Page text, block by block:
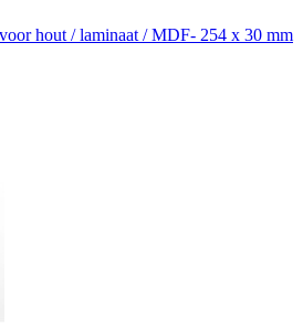
hout / laminaat / MDF- 254 x 30 mm